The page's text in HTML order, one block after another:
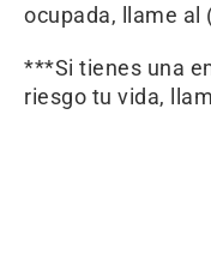
ocupada, llame al
***Si tienes una
riesgo tu vida,